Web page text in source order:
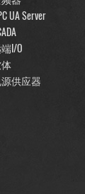
UA Server
I/O
供应器